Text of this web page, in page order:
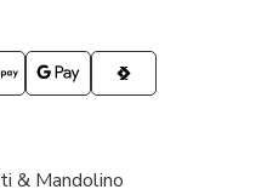
& Mandolino